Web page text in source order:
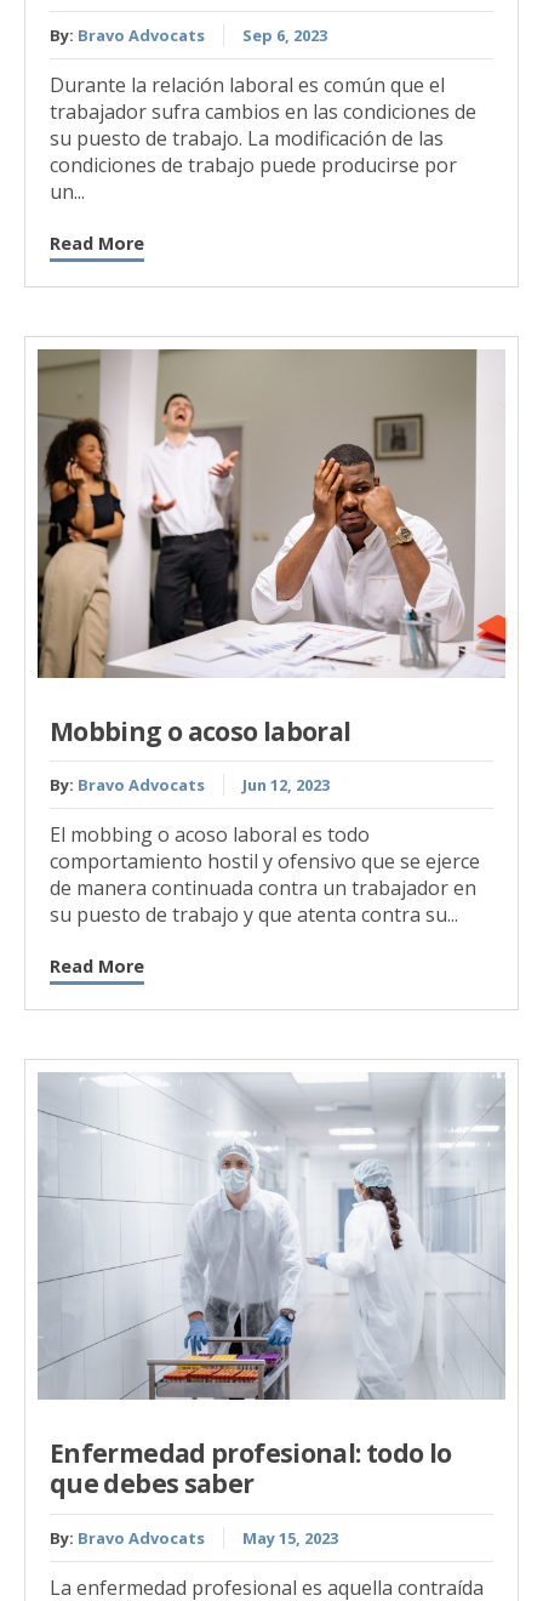
By: Bravo Advocats Sep 6, 2023
Durante la relación laboral es común que el
trabajador sufra cambios en las condiciones de
su puesto de trabajo. La modificación de las
condiciones de trabajo puede producirse por
un...
Read More
Mobbing o acoso laboral
By: Bravo Advocats Jun 12, 2023
El mobbing o acoso laboral es todo
comportamiento hostil y ofensivo que se ejerce
de manera continuada contra un trabajador en
su puesto de trabajo y que atenta contra su...
Read More
Enfermedad profesional: todo lo
que debes saber
By: Bravo Advocats May 15, 2023
La enfermedad profesional es aquella contraída